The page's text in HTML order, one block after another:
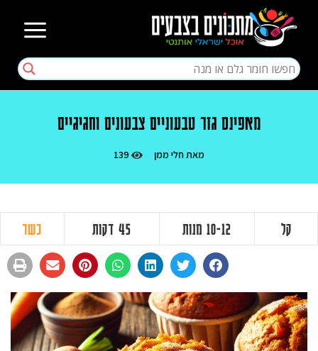
מאפינס גזר טבעוניים צבעונים וחגיגיים
מאתחלי ממן 139
קל 10-12 מנות 45 דקות כשר